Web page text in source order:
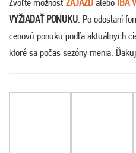
Zvoľte možnosťZÁJAZD alebo IBA
VYŽIADAŤ PONUKU. Po odoslaní
cenovú ponuku podľa aktuálnych
ktoré sa počas sezóny menia.